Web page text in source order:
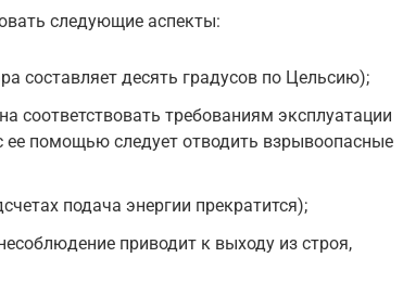
следующие аспекты:
составляет десять градусов по Цельсию);
соответствовать требованиям эксплуатации
ее помощью следует отводить взрывоопасные
подача энергии прекратится);
приводит к выходу из строя,